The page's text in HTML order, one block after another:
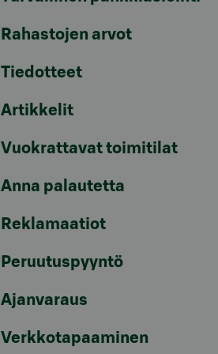
Rahastojen arvot
Tiedotteet
Artikkelit
Vuokrattavat toimitilat
Anna palautetta
Reklamaatiot
Peruutuspyyntö
Ajanvaraus
Verkkotapaaminen